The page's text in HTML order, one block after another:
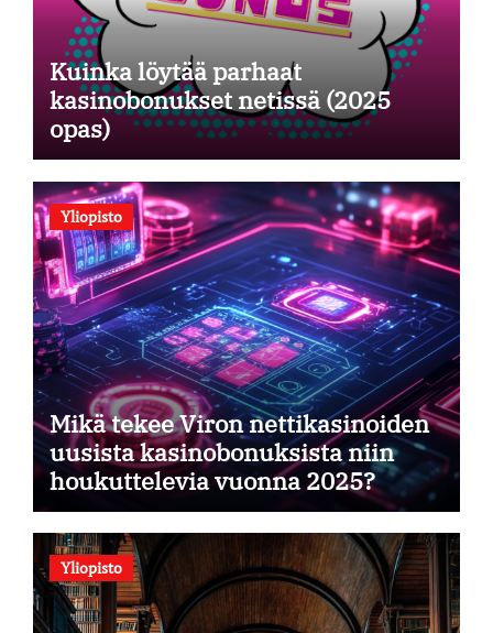
Kuinka löytää parhaat
kasinobonukset netissä (2025
opas)
Yliopisto
Mikä tekee Viron nettikasinoiden
uusista kasinobonuksista niin
houkuttelevia vuonna 2025?
Yliopisto